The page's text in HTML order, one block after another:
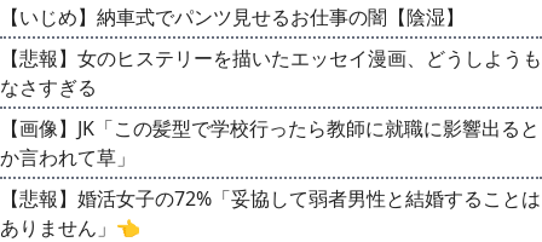
【いじめ】納車式でパンツ見せるお仕事の闇【陰湿】
【悲報】女のヒステリーを描いたエッセイ漫画、どうしようも
なさすぎる
【画像】JK「この髪型で学校行ったら教師に就職に影響出ると
か言われて草」
【悲報】婚活女子の72%「妥協して弱者男性と結婚することは
ありません」👈